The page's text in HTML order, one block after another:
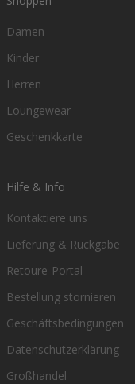
Damen
Kinder
Herren
Loungewear
Geschenkkarte
Hilfe & Info
Kontaktiere uns
Lieferung & Rückgabe
Retoure-Portal
Bestellung stornieren
Geschäftsbedingungen
Datenschutzerklärung
Großhandel